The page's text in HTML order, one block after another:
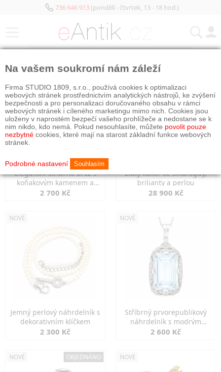
736 646 913(pondělí - čtvrtek, 13 - 18 hod.)
Elegantní stříbrná brož s
koňakovým kamenem a
markazity
2 700 Kč
Zlatý kolier se smaragdy,
brilianty a perlou
28 900 Kč
NOVÉ
Jemný perlový náhrdelník s
dekorativním klíčkem
2 300 Kč
NOVÉ
Stříbrný prvorepublikový
náhrdelník s modrým
spinelem
2 600 Kč
NOVÉ OBJEDNÁNO NOVÉ
Na vašem soukromí nám záleží
Firma STUDIO 1809, s.r.o., používá cookies k optimalizaci
webových stránek prostřednictvím analytických nástrojů, ke zvýšení
bezpečnosti a pro personalizaci doručovaného obsahu v rámci
webových stránek i cíleného marketingu mimo nich. Cookies jsou
uloženy v naprostém bezpečí vašeho prohlížeče a nedostane se k
nim nikdo, kdo nemá. Pokud nesouhlasíte, můžete povolit pouze
nezbytné cookies, které mají na starost základní funkce webových
stránek.
Podrobné nastavení Souhlasím